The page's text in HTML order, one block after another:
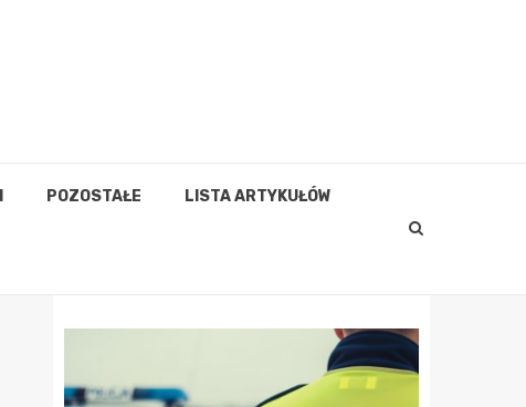
POZOSTAŁE LISTA ARTYKUŁÓW